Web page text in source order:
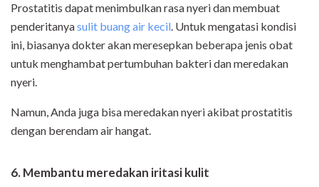
Prostatitis dapat menimbulkan rasa nyeri dan membuat
penderitanyasulit buang air kecil. Untuk mengatasi kondisi
ini, biasanya dokter akan meresepkan beberapa jenis obat
untuk menghambat pertumbuhan bakteri dan meredakan
nyeri.
Namun, Anda juga bisa meredakan nyeri akibat prostatitis
dengan berendam air hangat.
6. Membantu meredakan iritasi kulit